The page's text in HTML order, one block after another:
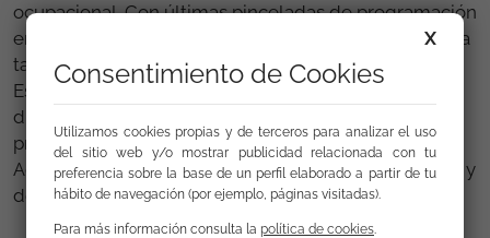
ocupacional. Con últimas pinceladas de programación
en el campo profesional de la estética esperamos sea
tan productiva y satisfactoria como la inicial.
Esperando que las participantes del programa
disfruten y aprovechen de la misma forma que en la
primera fase y agradeciendo su dedicación.
Agradecemos a las participantes por su compromiso y
dedicación hacia el programa.
X
Consentimiento de Cookies
Utilizamos cookies propias y de terceros para analizar el uso
del sitio web y/o mostrar publicidad relacionada con tu
preferencia sobre la base de un perfil elaborado a partir de tu
hábito de navegación (por ejemplo, páginas visitadas).
Para más información consulta la política de cookies